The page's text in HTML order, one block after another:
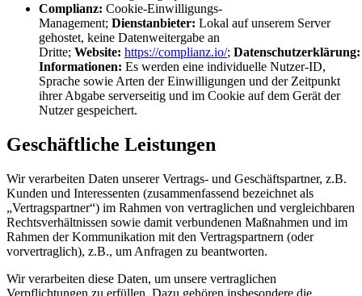
Complianz: Cookie-Einwilligungs-
Management; Dienstanbieter: Lokal auf unserem Server
gehostet, keine Datenweitergabe an
Dritte; Website: https://complianz.io/; Datenschutzerklärung:
Informationen: Es werden eine individuelle Nutzer-ID,
Sprache sowie Arten der Einwilligungen und der Zeitpunkt
ihrer Abgabe serverseitig und im Cookie auf dem Gerät der
Nutzer gespeichert.
Geschäftliche Leistungen
Wir verarbeiten Daten unserer Vertrags- und Geschäftspartner, z.B.
Kunden und Interessenten (zusammenfassend bezeichnet als
„Vertragspartner“) im Rahmen von vertraglichen und vergleichbaren
Rechtsverhältnissen sowie damit verbundenen Maßnahmen und im
Rahmen der Kommunikation mit den Vertragspartnern (oder
vorvertraglich), z.B., um Anfragen zu beantworten.
Wir verarbeiten diese Daten, um unsere vertraglichen